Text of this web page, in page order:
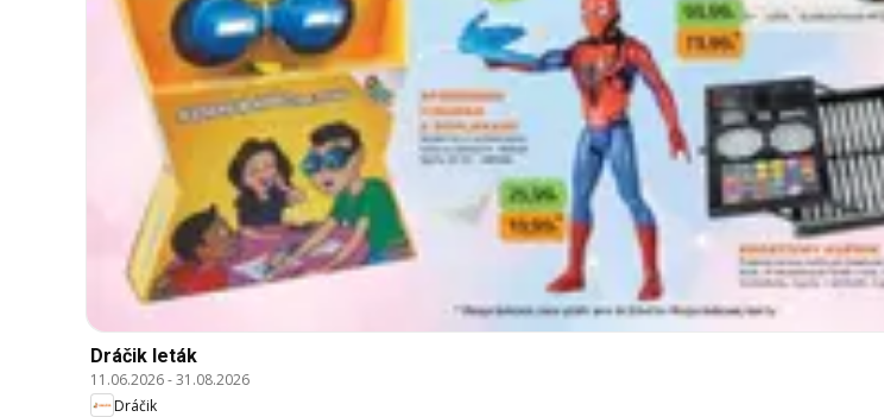
Dráčik leták
11.06.2026-31.08.2026
Dráčik